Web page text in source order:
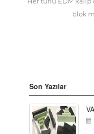
blok
Son Yazılar